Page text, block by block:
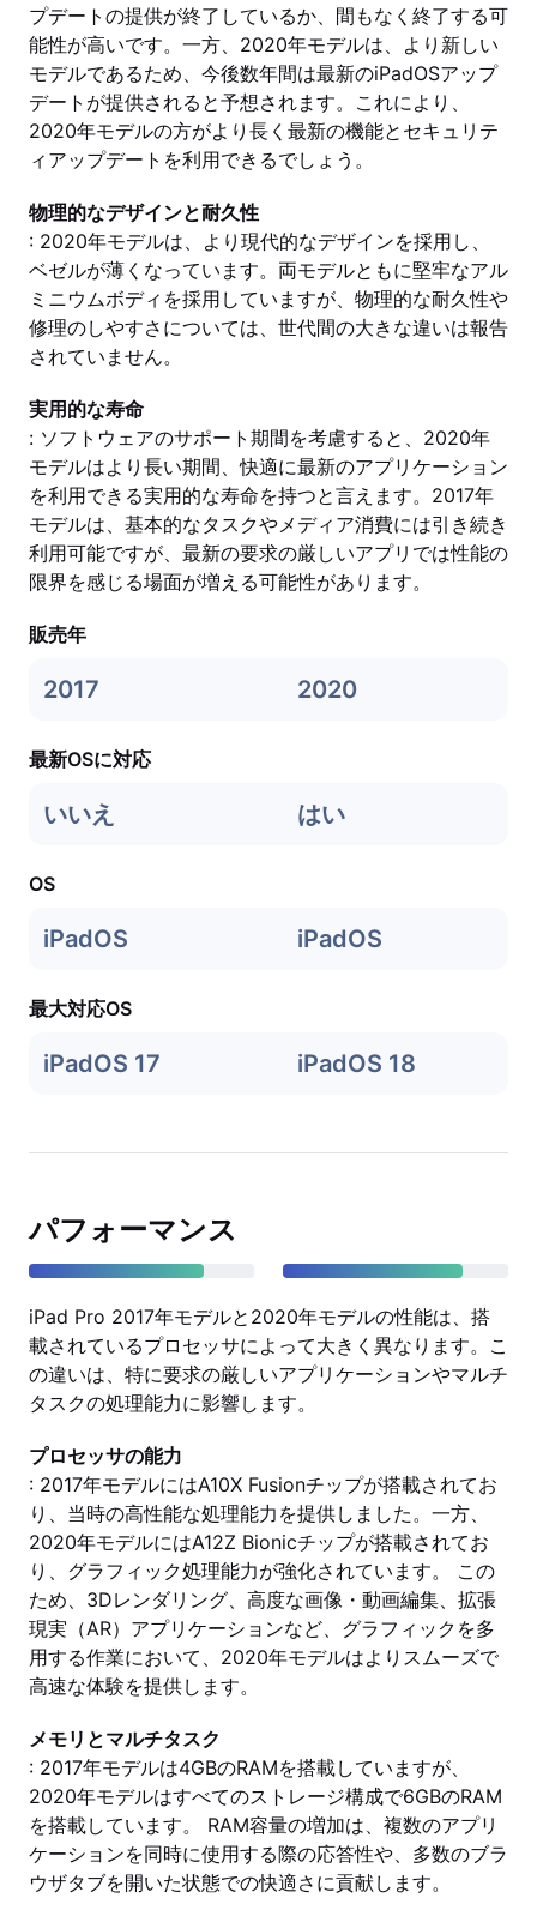
プデートの提供が終了しているか、間もなく終了する可
能性が高いです。一方、2020年モデルは、より新しい
モデルであるため、今後数年間は最新のiPadOSアップ
デートが提供されると予想されます。これにより、
2020年モデルの方がより長く最新の機能とセキュリテ
ィアップデートを利用できるでしょう。
物理的なデザインと耐久性
: 2020年モデルは、より現代的なデザインを採用し、
ベゼルが薄くなっています。両モデルともに堅牢なアル
ミニウムボディを採用していますが、物理的な耐久性や
修理のしやすさについては、世代間の大きな違いは報告
されていません。
実用的な寿命
: ソフトウェアのサポート期間を考慮すると、2020年
モデルはより長い期間、快適に最新のアプリケーション
を利用できる実用的な寿命を持つと言えます。2017年
モデルは、基本的なタスクやメディア消費には引き続き
利用可能ですが、最新の要求の厳しいアプリでは性能の
限界を感じる場面が増える可能性があります。
販売年
2017 2020
最新OSに対応
いいえ はい
OS
iPadOS iPadOS
最大対応OS
iPadOS 17 iPadOS 18
パフォーマンス
iPad Pro 2017年モデルと2020年モデルの性能は、搭
載されているプロセッサによって大きく異なります。こ
の違いは、特に要求の厳しいアプリケーションやマルチ
タスクの処理能力に影響します。
プロセッサの能力
: 2017年モデルにはA10X Fusionチップが搭載されてお
り、当時の高性能な処理能力を提供しました。一方、
2020年モデルにはA12Z Bionicチップが搭載されてお
り、グラフィック処理能力が強化されています。 この
ため、3Dレンダリング、高度な画像・動画編集、拡張
現実（AR）アプリケーションなど、グラフィックを多
用する作業において、2020年モデルはよりスムーズで
高速な体験を提供します。
メモリとマルチタスク
: 2017年モデルは4GBのRAMを搭載していますが、
2020年モデルはすべてのストレージ構成で6GBのRAM
を搭載しています。 RAM容量の増加は、複数のアプリ
ケーションを同時に使用する際の応答性や、多数のブラ
ウザタブを開いた状態での快適さに貢献します。